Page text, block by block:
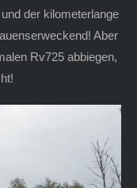
der kilometerlange
Aber
Rv725 abbiegen,